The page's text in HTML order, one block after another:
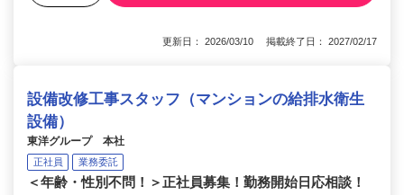
更新日： 2026/03/10 掲載終了日： 2027/02/17
設備改修工事スタッフ（マンションの給排水衛生
設備）
東洋グループ 本社
正社員 業務委託
＜年齢・性別不問！＞正社員募集！勤務開始日応相談！